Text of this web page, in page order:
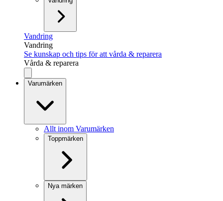
Vandring
Vandring
Se kunskap och tips för att vårda & reparera
Vårda & reparera
Varumärken
Allt inom Varumärken
Toppmärken
Nya märken